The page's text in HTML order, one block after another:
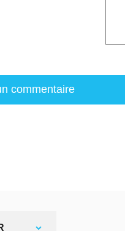
commentaire